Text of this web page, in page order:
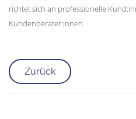
richtet sich an professionelle
Kundenberater:innen.
Zurück